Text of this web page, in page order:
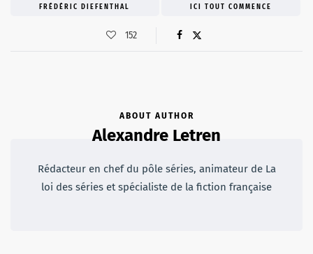
FRÉDÉRIC DIEFENTHAL ICI TOUT COMMENCE
152
ABOUT AUTHOR
Alexandre Letren
Rédacteur en chef du pôle séries, animateur de La
loi des séries et spécialiste de la fiction française